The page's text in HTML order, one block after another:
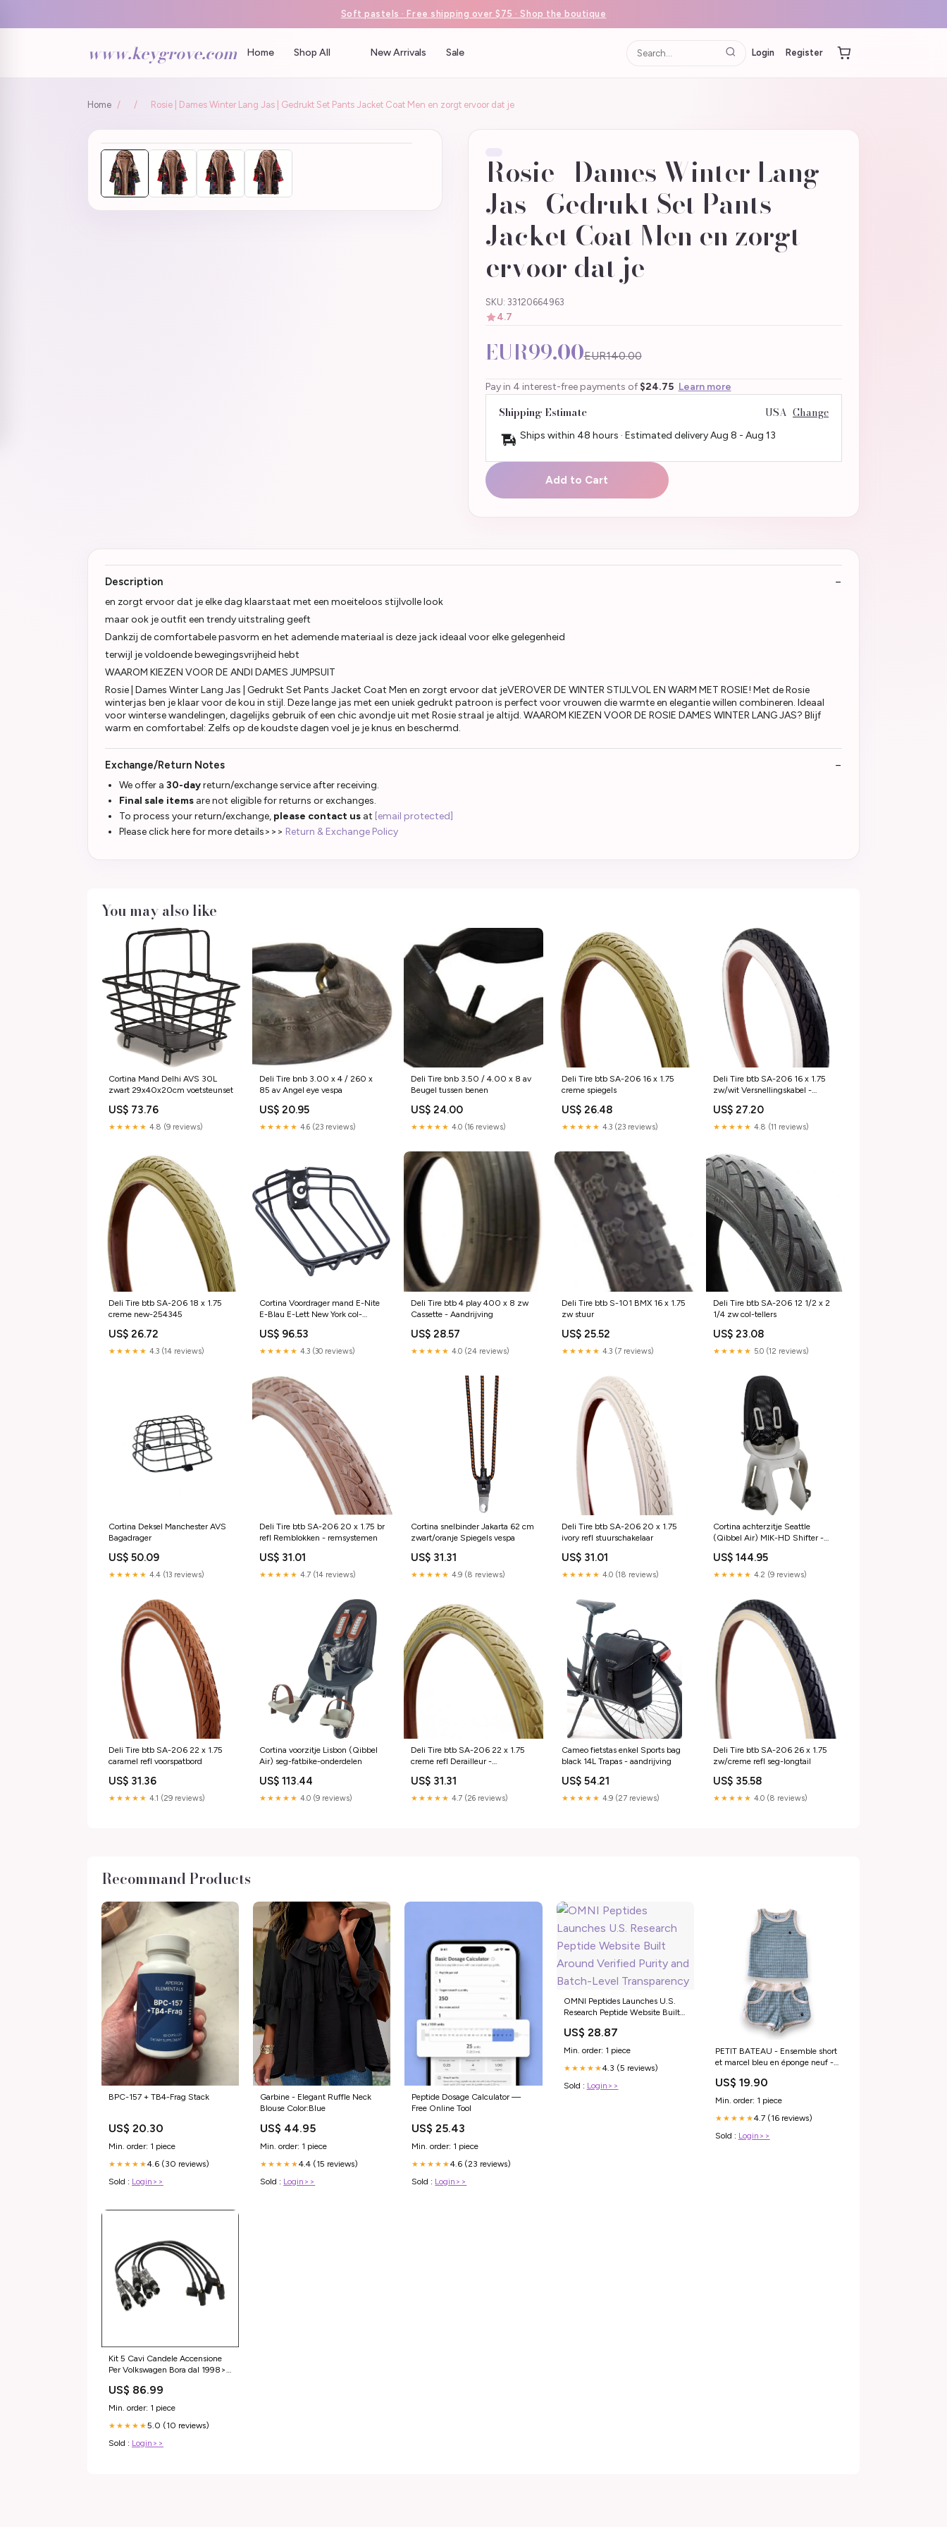
Soft pastels · Free shipping over $75 · Shop the boutique
www.keygrove.com Home Shop All New Arrivals Sale Login Register
Home / / Rosie | Dames Winter Lang Jas | Gedrukt Set Pants Jacket Coat Men en zorgt ervoor dat je
Rosie | Dames Winter Lang
Jas | Gedrukt Set Pants
Jacket Coat Men en zorgt
ervoor dat je
SKU: 33120664963
4.7
EUR99.00EUR140.00
Pay in 4 interest-free payments of $24.75 Learn more
Shipping Estimate USA Change
Ships within 48 hours · Estimated deliveryAug 8 - Aug 13
Add to Cart
Description
en zorgt ervoor dat je elke dag klaarstaat met een moeiteloos stijlvolle look
maar ook je outfit een trendy uitstraling geeft
Dankzij de comfortabele pasvorm en het ademende materiaal is deze jack ideaal voor elke gelegenheid
terwijl je voldoende bewegingsvrijheid hebt
WAAROM KIEZEN VOOR DE ANDI DAMES JUMPSUIT
Rosie | Dames Winter Lang Jas | Gedrukt Set Pants Jacket Coat Men en zorgt ervoor dat jeVEROVER DE WINTER STIJLVOL EN WARM MET ROSIE! Met de Rosie
winterjas ben je klaar voor de kou in stijl. Deze lange jas met een uniek gedrukt patroon is perfect voor vrouwen die warmte en elegantie willen combineren. Ideaal
voor winterse wandelingen, dagelijks gebruik of een chic avondje uit met Rosie straal je altijd. WAAROM KIEZEN VOOR DE ROSIE DAMES WINTER LANG JAS? Blijf
warm en comfortabel: Zelfs op de koudste dagen voel je je knus en beschermd.
Exchange/Return Notes
We offer a 30-dayreturn/exchange service after receiving.
Final sale items are not eligible for returns or exchanges.
To process your return/exchange, please contact us at [email protected]
Please click here for more details>>> Return & Exchange Policy
You may also like
Cortina Mand Delhi AVS 30L
zwart 29x40x20cm voetsteunset
US$ 73.76
★★★★★ 4.8 (9 reviews)
Deli Tire bnb 3.00 x 4 / 260 x
85 av Angel eye vespa
US$ 20.95
★★★★★ 4.6 (23 reviews)
Deli Tire bnb 3.50 / 4.00 x 8 av
Beugel tussen benen
US$ 24.00
★★★★★ 4.0 (16 reviews)
Deli Tire btb SA-206 16 x 1.75
creme spiegels
US$ 26.48
★★★★★ 4.3 (23 reviews)
Deli Tire btb SA-206 16 x 1.75
zw/wit Versnellingskabel -
US$ 27.20
★★★★★ 4.8 (11 reviews)
Deli Tire btb SA-206 18 x 1.75
creme new-254345
US$ 26.72
★★★★★ 4.3 (14 reviews)
Cortina Voordrager mand E-Nite
E-Blau E-Lett New York col-
US$ 96.53
★★★★★ 4.3 (30 reviews)
Deli Tire btb 4 play 400 x 8 zw
Cassette - Aandrijving
US$ 28.57
★★★★★ 4.0 (24 reviews)
Deli Tire btb S-101 BMX 16 x 1.75
zw stuur
US$ 25.52
★★★★★ 4.3 (7 reviews)
Deli Tire btb SA-206 12 1/2 x 2
1/4 zw col-tellers
US$ 23.08
★★★★★ 5.0 (12 reviews)
Cortina Deksel Manchester AVS
Bagadrager
US$ 50.09
★★★★★ 4.4 (13 reviews)
Deli Tire btb SA-206 20 x 1.75 br
refl Remblokken - remsystemen
US$ 31.01
★★★★★ 4.7 (14 reviews)
Cortina snelbinder Jakarta 62 cm
zwart/oranje Spiegels vespa
US$ 31.31
★★★★★ 4.9 (8 reviews)
Deli Tire btb SA-206 20 x 1.75
ivory refl stuurschakelaar
US$ 31.01
★★★★★ 4.0 (18 reviews)
Cortina achterzitje Seattle
(Qibbel Air) MIK-HD Shifter -
US$ 144.95
★★★★★ 4.2 (9 reviews)
Deli Tire btb SA-206 22 x 1.75
caramel refl voorspatbord
US$ 31.36
★★★★★ 4.1 (29 reviews)
Cortina voorzitje Lisbon (Qibbel
Air) seg-fatbike-onderdelen
US$ 113.44
★★★★★ 4.0 (9 reviews)
Deli Tire btb SA-206 22 x 1.75
creme refl Derailleur -
US$ 31.31
★★★★★ 4.7 (26 reviews)
Cameo fietstas enkel Sports bag
black 14L Trapas - aandrijving
US$ 54.21
★★★★★ 4.9 (27 reviews)
Deli Tire btb SA-206 26 x 1.75
zw/creme refl seg-longtail
US$ 35.58
★★★★★ 4.0 (8 reviews)
Recommand Products
BPC-157 + TB4-Frag Stack
US$ 20.30
Min. order: 1 piece
★★★★★4.6 (30 reviews)
Sold : Login>>
Garbine - Elegant Ruffle Neck
Blouse Color:Blue
US$ 44.95
Min. order: 1 piece
★★★★★4.4 (15 reviews)
Sold : Login>>
Peptide Dosage Calculator —
Free Online Tool
US$ 25.43
Min. order: 1 piece
★★★★★4.6 (23 reviews)
Sold : Login>>
OMNI Peptides Launches U.S.
Research Peptide Website Built
Batch-Level Transparency
US$ 28.87
Min. order: 1 piece
★★★★★4.3 (5 reviews)
Sold : Login>>
PETIT BATEAU - Ensemble short
et marcel bleu en éponge neuf -
US$ 19.90
Min. order: 1 piece
★★★★★4.7 (16 reviews)
Sold : Login>>
Kit 5 Cavi Candele Accensione
Per Volkswagen Bora dal 1998>
US$ 86.99
Min. order: 1 piece
★★★★★5.0 (10 reviews)
Sold : Login>>